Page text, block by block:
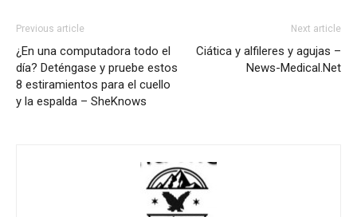
Previous article
¿En una computadora todo el
día? Deténgase y pruebe estos
8 estiramientos para el cuello
y la espalda – SheKnows
Next article
Ciática y alfileres y agujas –
News-Medical.Net